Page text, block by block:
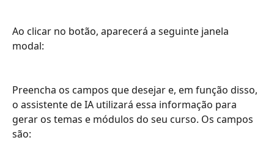
Ao clicar no botão, aparecerá a seguinte janela
modal:
Preencha os campos que desejar e, em função disso,
o assistente de IA utilizará essa informação para
gerar os temas e módulos do seu curso. Os campos
são: